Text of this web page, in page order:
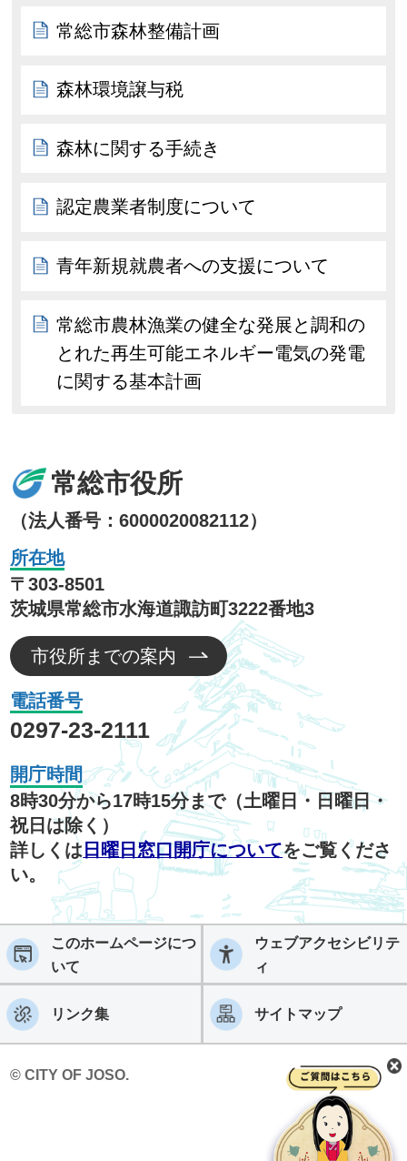
常総市森林整備計画
森林環境譲与税
森林に関する手続き
認定農業者制度について
青年新規就農者への支援について
常総市農林漁業の健全な発展と調和の
とれた再生可能エネルギー電気の発電
に関する基本計画
常総市役所
（法人番号：6000020082112）
所在地
〒303-8501
茨城県常総市水海道諏訪町3222番地3
市役所までの案内
電話番号
0297-23-2111
開庁時間
8時30分から17時15分まで（土曜日・日曜日・
祝日は除く）
詳しくは 日曜日窓口開庁についてをご覧くださ
い。
このホームページにつ
いて
ウェブアクセシビリテ
ィ
リンク集 サイトマップ
© CITY OF JOSO.